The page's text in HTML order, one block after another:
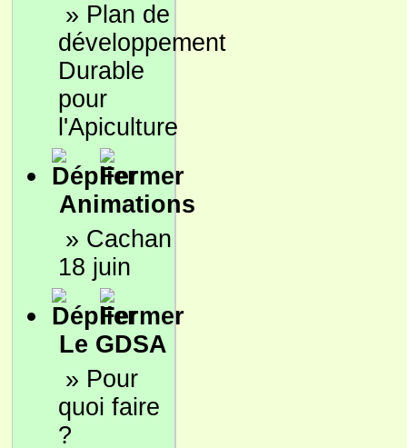
» Plan de
développement
Durable
pour
l'Apiculture
Animations
» Cachan
18 juin
Le GDSA
» Pour
quoi faire
?